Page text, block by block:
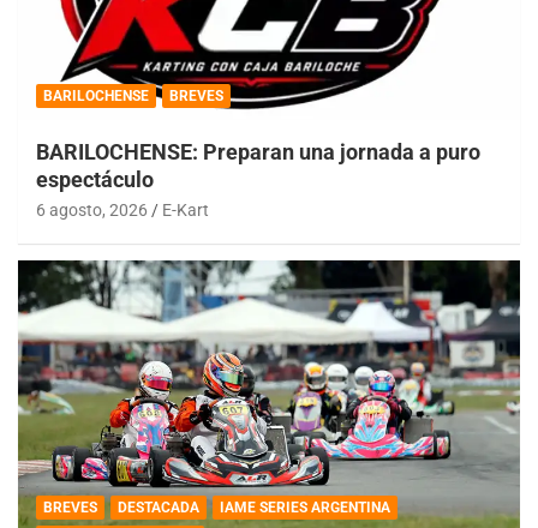
BARILOCHENSE BREVES
BARILOCHENSE: Preparan una jornada a puro
espectáculo
6 agosto, 2026 E-Kart
BREVES DESTACADA
IAME SERIES ARGENTINA